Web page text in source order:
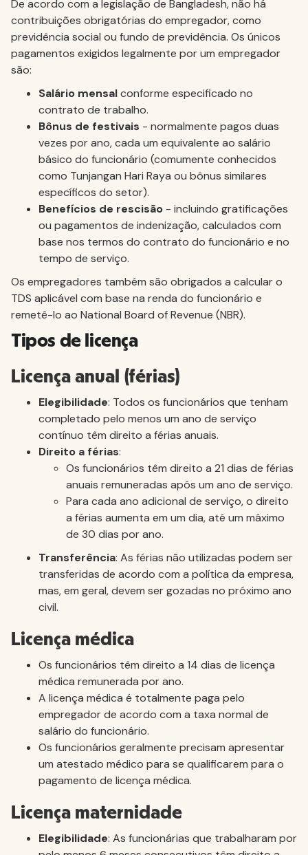
De acordo com a legislação de Bangladesh, não há
contribuições obrigatórias do empregador, como
previdência social ou fundo de previdência. Os únicos
pagamentos exigidos legalmente por um empregador
são:
Salário mensalconforme especificado no
contrato de trabalho.
Bônus de festivais - normalmente pagos duas
vezes por ano, cada um equivalente ao salário
básico do funcionário (comumente conhecidos
como Tunjangan Hari Raya ou bônus similares
específicos do setor).
Benefícios de rescisão - incluindo gratificações
ou pagamentos de indenização, calculados com
base nos termos do contrato do funcionário e no
tempo de serviço.
Os empregadores também são obrigados a calcular o
TDS aplicável com base na renda do funcionário e
remetê-lo ao National Board of Revenue (NBR).
Tipos de licença
Licença anual (férias)
Elegibilidade: Todos os funcionários que tenham
completado pelo menos um ano de serviço
contínuo têm direito a férias anuais.
Direito a férias:
Os funcionários têm direito a 21 dias de férias
anuais remuneradas após um ano de serviço.
Para cada ano adicional de serviço, o direito
a férias aumenta em um dia, até um máximo
de 30 dias por ano.
Transferência: As férias não utilizadas podem ser
transferidas de acordo com a política da empresa,
mas, em geral, devem ser gozadas no próximo ano
civil.
Licença médica
Os funcionários têm direito a 14 dias de licença
médica remunerada por ano.
A licença médica é totalmente paga pelo
empregador de acordo com a taxa normal de
salário do funcionário.
Os funcionários geralmente precisam apresentar
um atestado médico para se qualificarem para o
pagamento de licença médica.
Licença maternidade
Elegibilidade: As funcionárias que trabalharam por